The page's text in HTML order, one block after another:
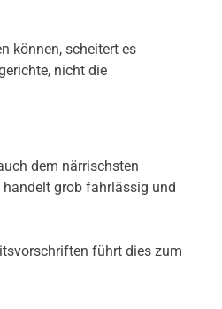
können, scheitert es
nicht die
dem närrischsten
grob fahrlässig und
führt dies zum